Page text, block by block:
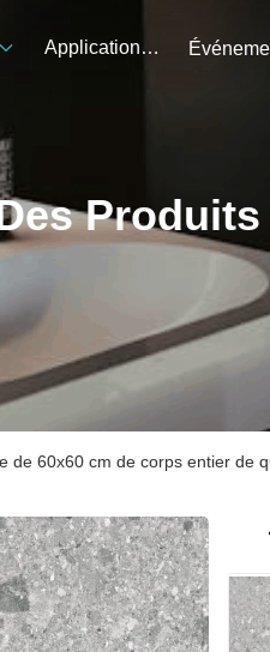
Application Du Projet
Produits
de 60x60 cm de corps entier de